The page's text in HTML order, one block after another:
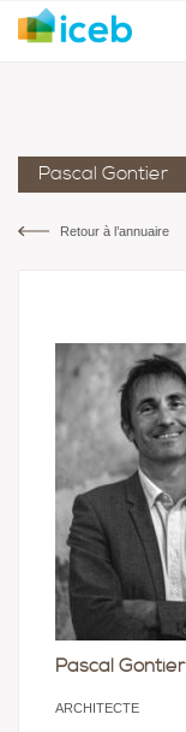
Pascal Gontier
Retour à l’annuaire
Pascal Gontier
ARCHITECTE